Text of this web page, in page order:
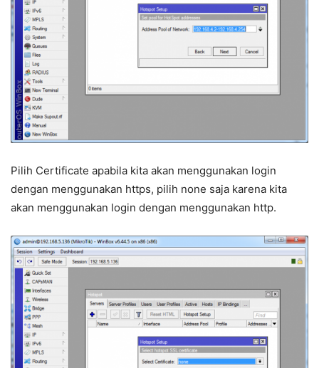
Pilih Certificate apabila kita akan menggunakan login
dengan menggunakan https, pilih none saja karena kita
akan menggunakan login dengan menggunakan http.